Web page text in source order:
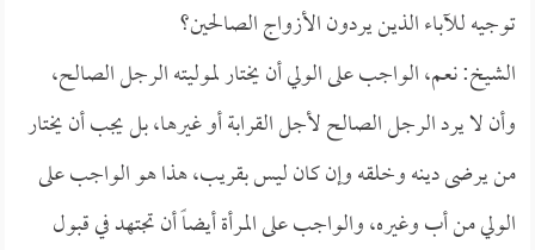
توجيه للآباء الذين يردون الأزواج الصالحين؟
الشيخ: نعم، الواجب على الولي أن يختار لموليته الرجل الصالح،
وأن لا يرد الرجل الصالح لأجل القرابة أو غيرها، بل يجب أن يختار
من يرضى دينه وخلقه وإن كان ليس بقريب، هذا هو الواجب على
الولي من أب وغيره، والواجب على المرأة أيضاً أن تجتهد في قبول